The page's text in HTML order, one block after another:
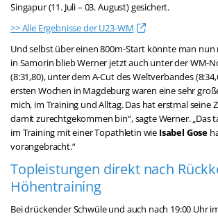
Singapur (11. Juli – 03. August) gesichert.
>> Alle Ergebnisse der U23-WM
Und selbst über einen 800m-Start könnte man
in Samorin blieb Werner jetzt auch unter der WM-
(8:31,80), unter dem A-Cut des Weltverbandes
ersten Wochen in Magdeburg waren eine sehr
mich, im Training und Alltag. Das hat erstmal seine
damit zurechtgekommen bin“, sagte Werner. „Das
im Training mit einer Topathletin wie Isabel Gose
vorangebracht.“
Topleistungen direkt nach
Höhentraining
Bei drückender Schwüle und auch nach 19:00 Uhr